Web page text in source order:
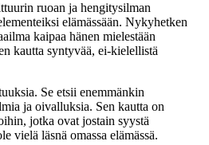
ruoan ja hengitysilman
elämässään. Nykyhetken
kaipaa hänen mielestään
kautta syntyvää, ei-kielellistä
Se etsii enemmänkin
ja oivalluksia. Sen kautta on
jotka ovat jostain syystä
vielä läsnä omassa elämässä.